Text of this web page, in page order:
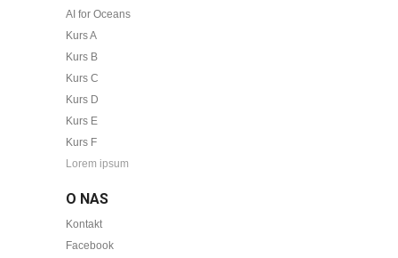
AI for Oceans
Kurs A
Kurs B
Kurs C
Kurs D
Kurs E
Kurs F
Lorem ipsum
O NAS
Kontakt
Facebook